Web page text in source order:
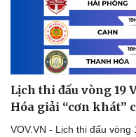
Tư vấn
Săn Tour
check-in
Lịch thi đấu vòng 19
Hóa giải “cơn khát”
VOV.VN - Lịch thi đấu